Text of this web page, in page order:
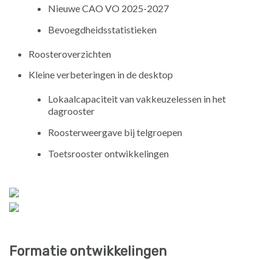
Nieuwe CAO VO 2025-2027
Bevoegdheidsstatistieken
Roosteroverzichten
Kleine verbeteringen in de desktop
Lokaalcapaciteit van vakkeuzelessen in het
dagrooster
Roosterweergave bij telgroepen
Toetsrooster ontwikkelingen
Formatie ontwikkelingen